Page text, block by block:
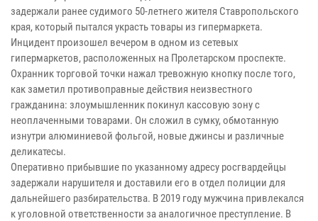
задержали ранее судимого 50-летнего жителя Ставропольского
края, который пытался украсть товары из гипермаркета.
Инцидент произошел вечером в одном из сетевых
гипермаркетов, расположенных на Пролетарском проспекте.
Охранник торговой точки нажал тревожную кнопку после того,
как заметил противоправные действия неизвестного
гражданина: злоумышленник покинул кассовую зону с
неоплаченными товарами. Он сложил в сумку, обмотанную
изнутри алюминиевой фольгой, новые джинсы и различные
деликатесы.
Оперативно прибывшие по указанному адресу росгвардейцы
задержали нарушителя и доставили его в отдел полиции для
дальнейшего разбирательства. В 2019 году мужчина привлекался
к уголовной ответственности за аналогичное преступление. В